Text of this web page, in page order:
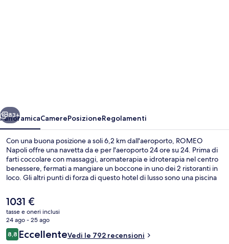
Avanti
83+
PanoramicaCamerePosizioneRegolamenti
Con una buona posizione a soli 6,2 km dall'aeroporto, ROMEO
Napoli offre una navetta da e per l'aeroporto 24 ore su 24. Prima di
farti coccolare con massaggi, aromaterapia e idroterapia nel centro
benessere, fermati a mangiare un boccone in uno dei 2 ristoranti in
loco. Gli altri punti di forza di questo hotel di lusso sono una piscina
recensioni degli ospiti lodano il personale gentile della struttura. A
breve distanza da Fermata del tram di Via Colombo - Porto e
Fermata del tram di Via Colombo - De Gasperi, prendere i mezzi
pubblici sarà un gioco da ragazzi.
Il
prezzo
attuale
è
1031 €
1031 €
tasse e oneri inclusi
24 ago - 25 ago
Recensioni
8,88,8 su 10
EccellenteVedi le 792 recensioni